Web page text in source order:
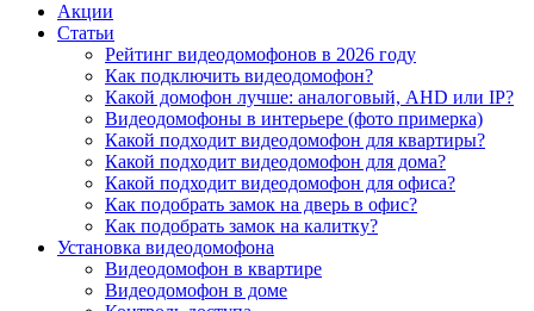
Акции
Статьи
Рейтинг видеодомофонов в 2026 году
Как подключить видеодомофон?
Какой домофон лучше: аналоговый, AHD или IP?
Видеодомофоны в интерьере (фото примерка)
Какой подходит видеодомофон для квартиры?
Какой подходит видеодомофон для дома?
Какой подходит видеодомофон для офиса?
Как подобрать замок на дверь в офис?
Как подобрать замок на калитку?
Установка видеодомофона
Видеодомофон в квартире
Видеодомофон в доме